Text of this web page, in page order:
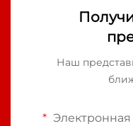
Наш
Электронная